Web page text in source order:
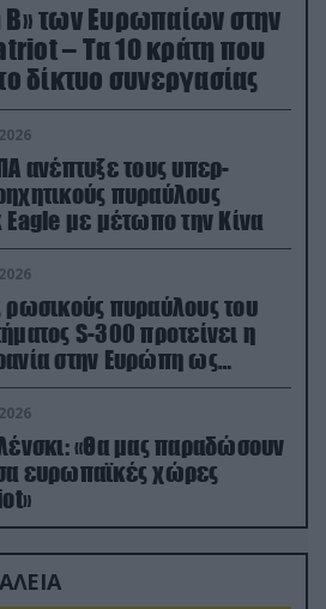
Β» των Ευρωπαίων στην
– Τα 10 κράτη που
δίκτυο συνεργασίας
ανέπτυξε τους υπερ-
πυραύλους
Eagle με μέτωπο την Κίνα
ρωσικούς πυραύλους του
S-300 προτείνει η
στην Ευρώπη ως
σύστημα
«Θα μας παραδώσουν
ευρωπαϊκές χώρες